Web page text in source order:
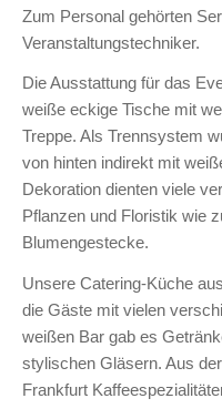
Zum Personal gehörten
Veranstaltungstechniker.
Die Ausstattung für das
weiße eckige Tische mit
Treppe. Als Trennsystem
von hinten indirekt mit
Dekoration dienten viele
Pflanzen und Floristik wie
Blumengestecke.
Unsere Catering-Küche
die Gäste mit vielen
weißen Bar gab es
stylischen Gläsern. Aus
Frankfurt